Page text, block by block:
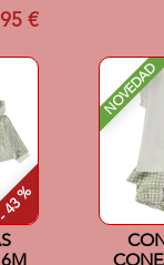
€
%
NOVEDAD